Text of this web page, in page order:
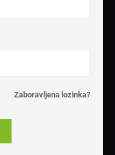
Zaboravljena lozinka?